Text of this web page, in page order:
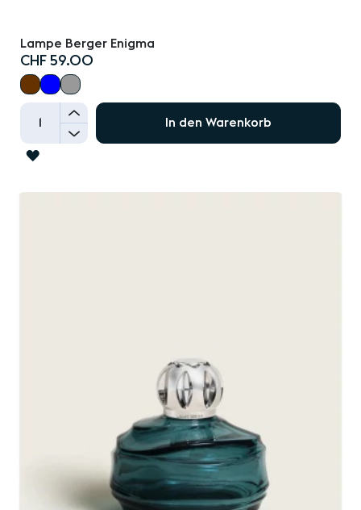
Lampe Berger Enigma
CHF 59.00
+
-
In den Warenkorb
ZUR